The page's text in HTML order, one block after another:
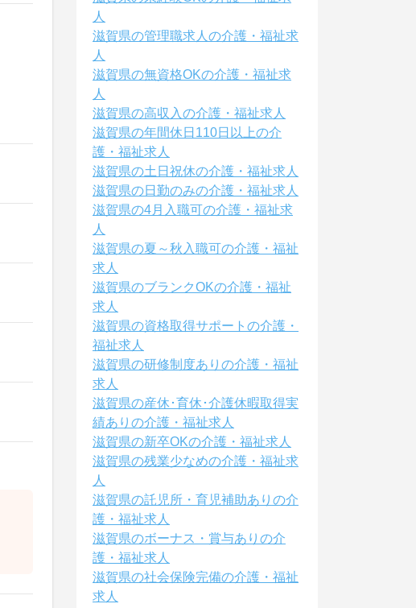
人
滋賀県の管理職求人の介護・福祉求
人
滋賀県の無資格OKの介護・福祉求
人
滋賀県の高収入の介護・福祉求人
滋賀県の年間休日110日以上の介
護・福祉求人
滋賀県の土日祝休の介護・福祉求人
滋賀県の日勤のみの介護・福祉求人
滋賀県の4月入職可の介護・福祉求
人
滋賀県の夏～秋入職可の介護・福祉
求人
滋賀県のブランクOKの介護・福祉
求人
滋賀県の資格取得サポートの介護・
福祉求人
滋賀県の研修制度ありの介護・福祉
求人
滋賀県の産休･育休･介護休暇取得実
績ありの介護・福祉求人
滋賀県の新卒OKの介護・福祉求人
滋賀県の残業少なめの介護・福祉求
人
滋賀県の託児所・育児補助ありの介
護・福祉求人
滋賀県のボーナス・賞与ありの介
護・福祉求人
滋賀県の社会保険完備の介護・福祉
求人